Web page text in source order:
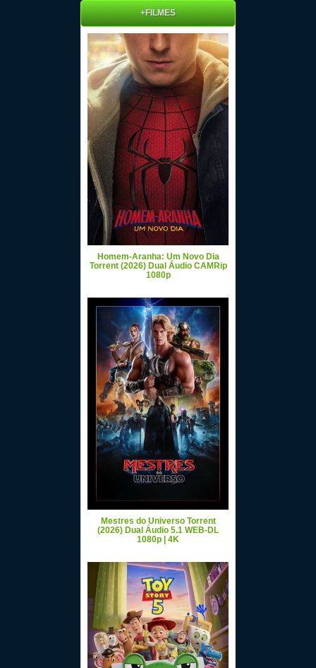
+FILMES
Homem-Aranha: Um Novo Dia
Torrent (2026) Dual Áudio CAMRip
1080p
Mestres do Universo Torrent
(2026) Dual Áudio 5.1 WEB-DL
1080p | 4K